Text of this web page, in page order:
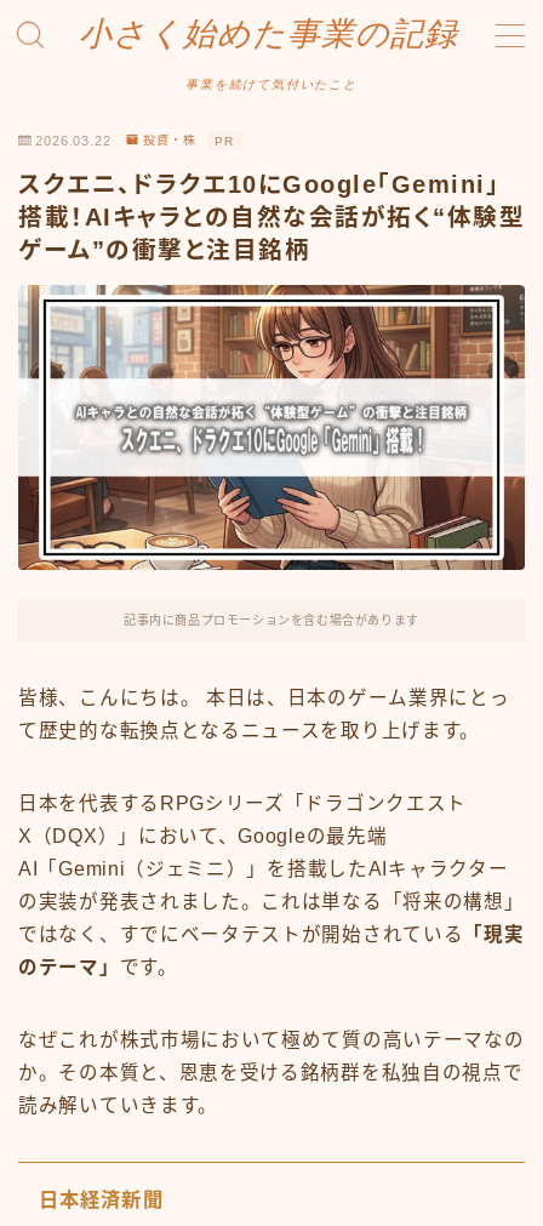
小さく始めた事業の記録
事業を続けて気付いたこと
Amazonせどり
トラブル事例
出品ノウハウ
フリマ物販
Yahoo出品
メルカリ販売
投資・株
FX・仮想通貨
リスキング・ラーニング
2026.03.22 投資・株 PR
スクエニ、ドラクエ10にGoogle「Gemini」
搭載！AIキャラとの自然な会話が拓く“体験型
ゲーム”の衝撃と注目銘柄
記事内に商品プロモーションを含む場合があります
皆様、こんにちは。 本日は、日本のゲーム業界にとっ
て歴史的な転換点となるニュースを取り上げます。
日本を代表するRPGシリーズ「ドラゴンクエスト
X（DQX）」において、Googleの最先端
AI「Gemini（ジェミニ）」を搭載したAIキャラクター
の実装が発表されました。これは単なる「将来の構想」
ではなく、すでにベータテストが開始されている
「現実
のテーマ」 です。
なぜこれが株式市場において極めて質の高いテーマなの
か。その本質と、恩恵を受ける銘柄群を私独自の視点で
読み解いていきます。
日本経済新聞